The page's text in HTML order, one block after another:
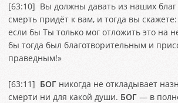
[63:10] Вы должны давать из наших
смерть придёт к вам, и тогда вы
если бы Ты только мог отложить это на
бы тогда был благотворительным и
праведным!»
[63:11] БОГ никогда не откладывает
смерти ни для какой души. БОГ — в